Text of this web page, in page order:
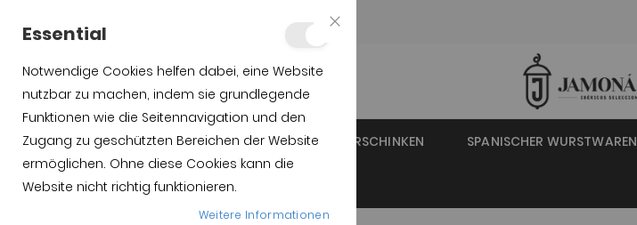
INICIO IBERICO SCHINKEN IBERICO VORDERSCHINKEN SPANISCHER WURSTWAREN
GESCHNITTEN / TAPAS
Essential
Notwendige Cookies helfen dabei, eine Website
nutzbar zu machen, indem sie grundlegende
Funktionen wie die Seitennavigation und den
Zugang zu geschützten Bereichen der Website
ermöglichen. Ohne diese Cookies kann die
Website nicht richtig funktionieren.
Weitere Informationen